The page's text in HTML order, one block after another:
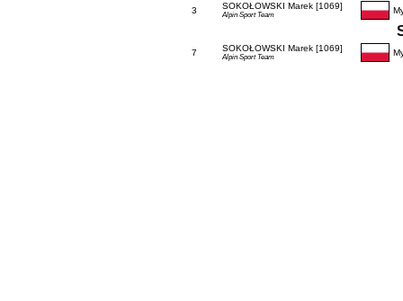
3 SOKOŁOWSKI Marek [1069]
Alpin Sport Team
7 SOKOŁOWSKI Marek [1069]
Alpin Sport Team